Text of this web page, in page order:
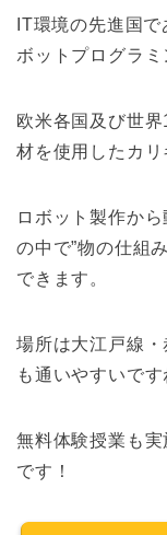
IT環境の先進国
ボットプログラ
欧米各国及び世
材を使用したカリ
ロボット製作か
の中で”物の仕組
できます。
場所は大江戸線
も通いやすいです
無料体験授業も
です！